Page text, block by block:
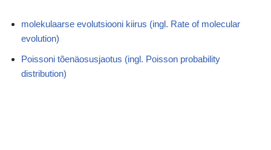
molekulaarse evolutsiooni kiirus (ingl. Rate of molecular
evolution)
Poissoni tõenäosusjaotus (ingl. Poisson probability
distribution)